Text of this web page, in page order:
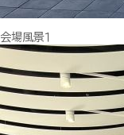
会場風景１